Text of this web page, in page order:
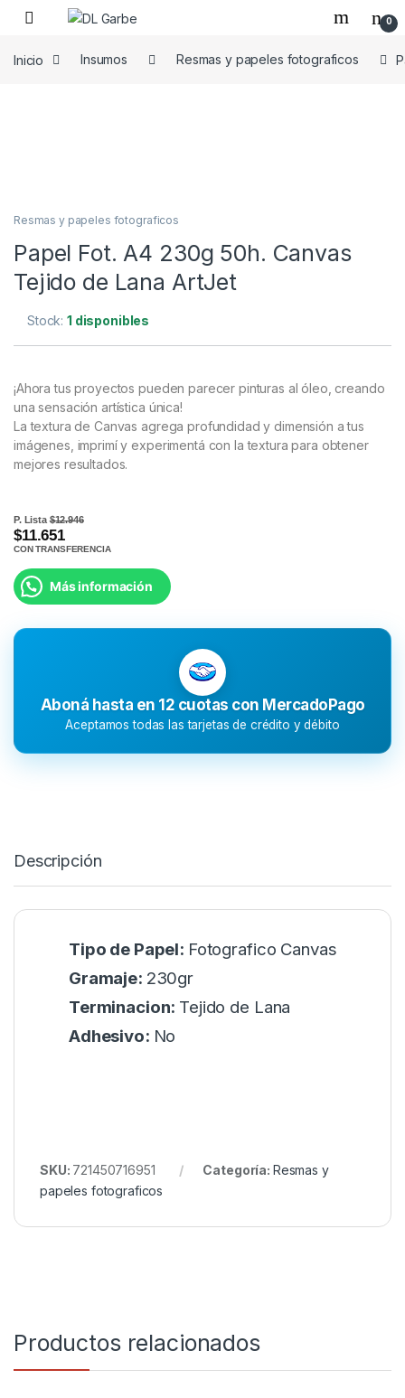
0
Inicio Insumos Resmas y papeles fotograficos
Resmas y papeles fotograficos
Papel Fot. A4 230g 50h. Canvas
Tejido de Lana ArtJet
Stock:1 disponibles
¡Ahora tus proyectos pueden parecer pinturas al óleo, creando
una sensación artística única!
La textura de Canvas agrega profundidad y dimensión a tus
imágenes, imprimí y experimentá con la textura para obtener
mejores resultados.
P. Lista$12.946
$11.651
CON TRANSFERENCIA
Más información
Aboná hasta en 12 cuotas con MercadoPago
Aceptamos todas las tarjetas de crédito y débito
Descripción
Tipo de Papel: Fotografico Canvas
Gramaje: 230gr
Terminacion: Tejido de Lana
Adhesivo: No
SKU: 721450716951 Categoría: Resmas y
papeles fotograficos
Productos relacionados